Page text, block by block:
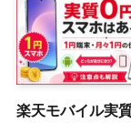
楽天モバイル実